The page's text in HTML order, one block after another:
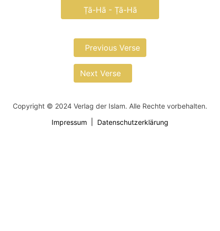
Ṭā-Hā - Ṭā-Hā
Previous Verse
Next Verse
Copyright © 2024 Verlag der Islam. Alle Rechte vorbehalten.
Impressum
Datenschutzerklärung